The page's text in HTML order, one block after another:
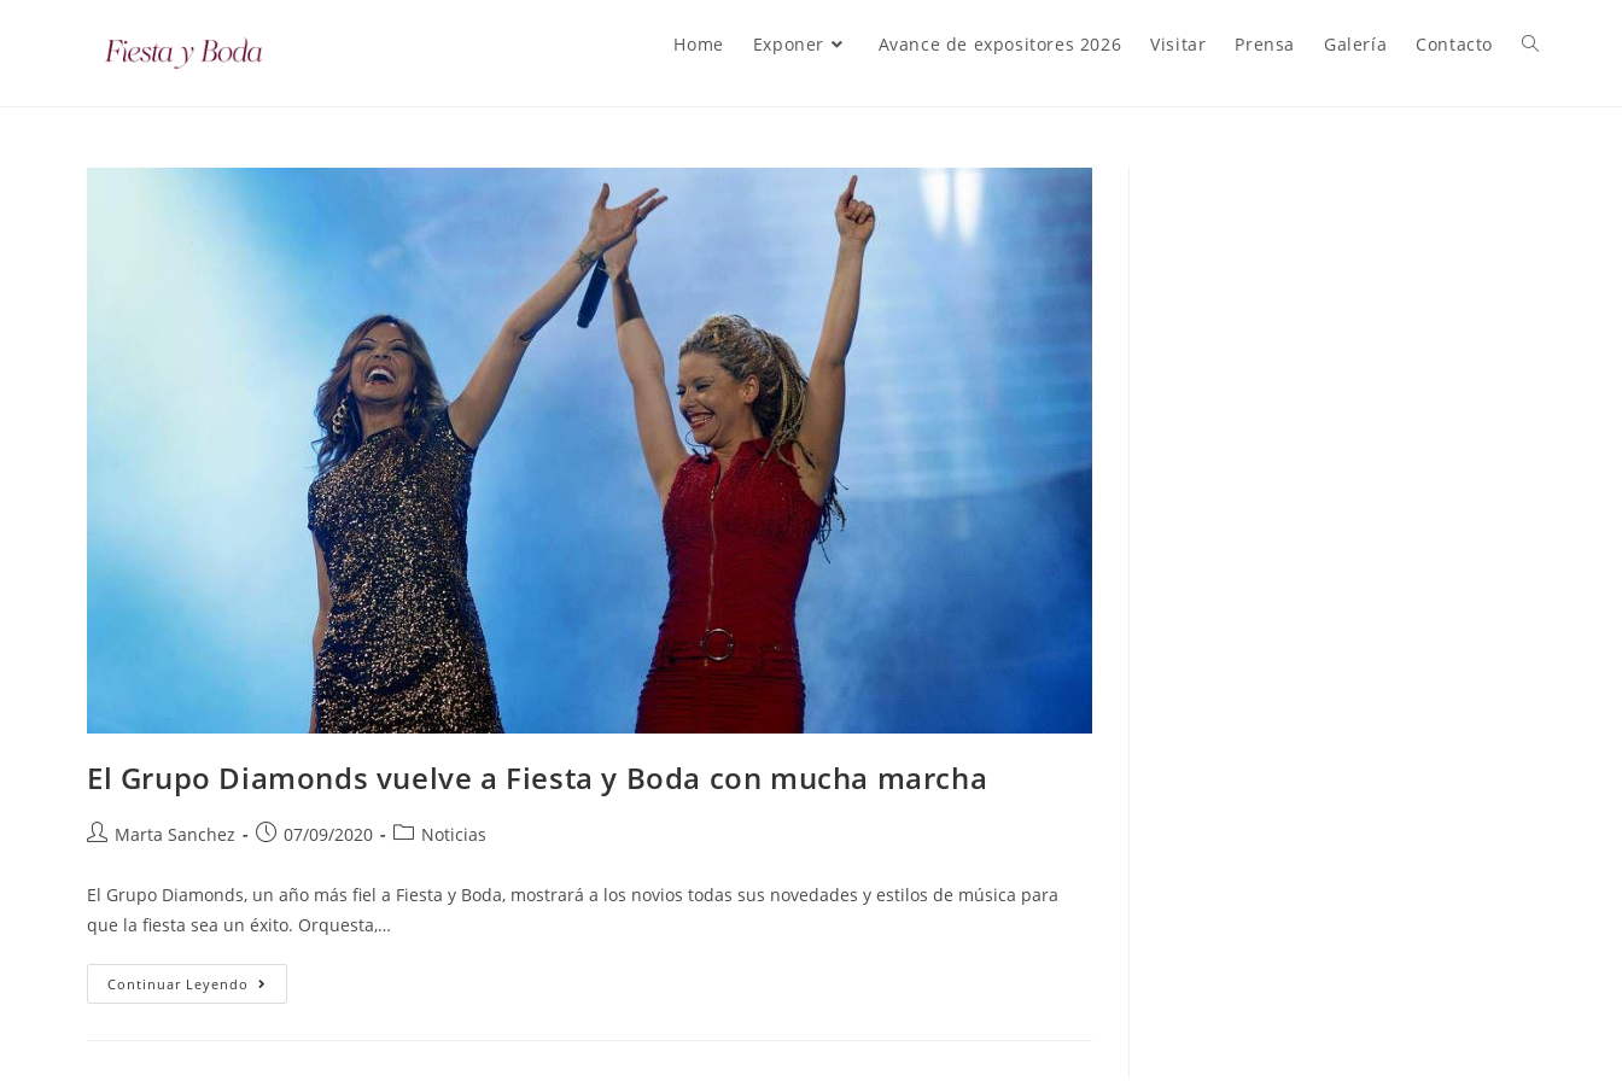
Home Exponer Avance de expositores 2026 Visitar Prensa Galería Contacto
El Grupo Diamonds vuelve a Fiesta y Boda con mucha marcha
Marta Sanchez 07/09/2020 Noticias
El Grupo Diamonds, un año más fiel a Fiesta y Boda, mostrará a los novios todas sus novedades y estilos de música para
que la fiesta sea un éxito. Orquesta,…
Continuar Leyendo